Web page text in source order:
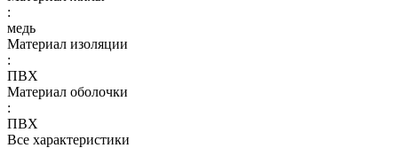
:
медь
Материал изоляции
:
ПВХ
Материал оболочки
:
ПВХ
Все характеристики